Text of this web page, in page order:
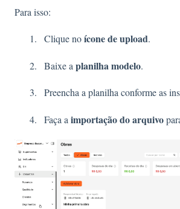
Para isso:
Clique noícone de upload.
Baixe a planilha modelo.
Preencha a planilha conforme as
Faça a importação do arquivo